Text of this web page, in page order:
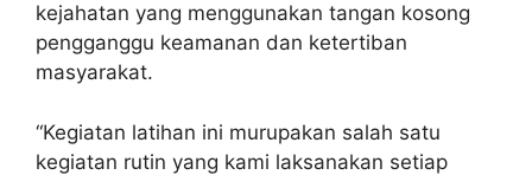
kejahatan yang menggunakan tangan kosong
pengganggu keamanan dan ketertiban
masyarakat.
“Kegiatan latihan ini murupakan salah satu
kegiatan rutin yang kami laksanakan setiap